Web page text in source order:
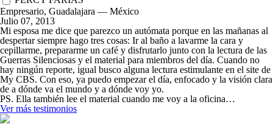
Empresario, Guadalajara — México
Julio 07, 2013
Mi esposa me dice que parezco un autómata porque en las mañanas al
despertar siempre hago tres cosas: Ir al baño a lavarme la cara y
cepillarme, prepararme un café y disfrutarlo junto con la lectura de las
Guerras Silenciosas y el material para miembros del día. Cuando no
hay ningún reporte, igual busco alguna lectura estimulante en el site de
My CBS. Con eso, ya puedo empezar el día, enfocado y la visión clara
de a dónde va el mundo y a dónde voy yo.
PS. Ella también lee el material cuando me voy a la oficina…
Ver más testimonios